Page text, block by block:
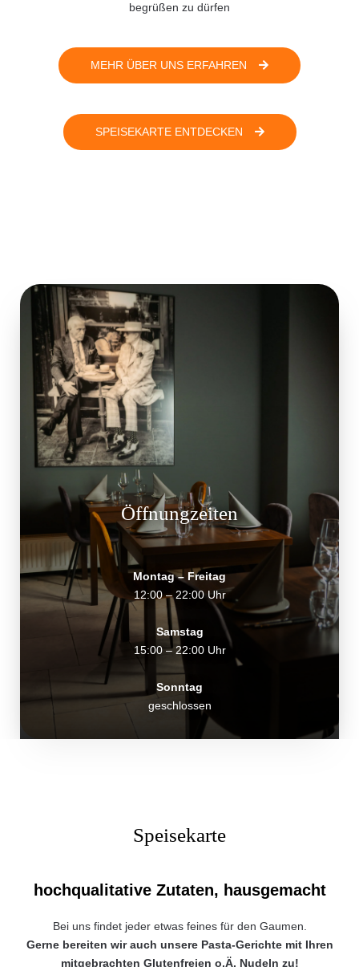
begrüßen zu dürfen
MEHR ÜBER UNS ERFAHREN
SPEISEKARTE ENTDECKEN
Öffnungzeiten
Montag – Freitag
12:00 – 22:00 Uhr
Samstag
15:00 – 22:00 Uhr
Sonntag
geschlossen
Speisekarte
hochqualitative Zutaten, hausgemacht
Bei uns findet jeder etwas feines für den Gaumen.
Gerne bereiten wir auch unsere Pasta-Gerichte mit Ihren
mitgebrachten Glutenfreien o.Ä. Nudeln zu!